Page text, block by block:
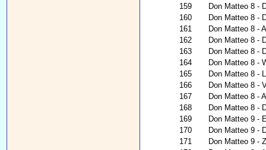
159
Don Matteo 8 -
160
Don Matteo 8 -
161
Don Matteo 8 -
162
Don Matteo 8 -
163
Don Matteo 8 -
164
Don Matteo 8 -
165
Don Matteo 8 -
166
Don Matteo 8 -
167
Don Matteo 8 -
168
Don Matteo 8 -
169
Don Matteo 9 -
170
Don Matteo 9 -
171
Don Matteo 9 -